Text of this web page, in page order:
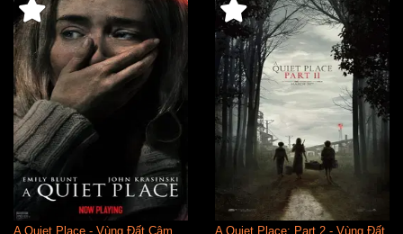
A Quiet Place - Vùng Đất Câm
A Quiet Place: Part 2 - Vùng Đất